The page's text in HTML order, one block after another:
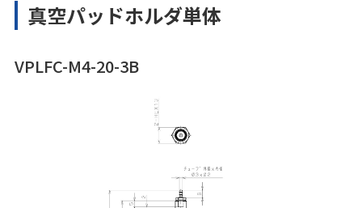
真空パッドホルダ単体
VPLFC-M4-20-3B